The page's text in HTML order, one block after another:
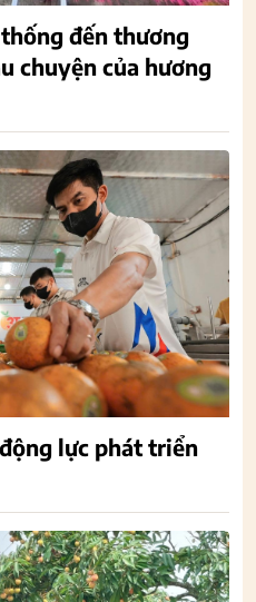
đến thương
chuyện của hương
lực phát triển